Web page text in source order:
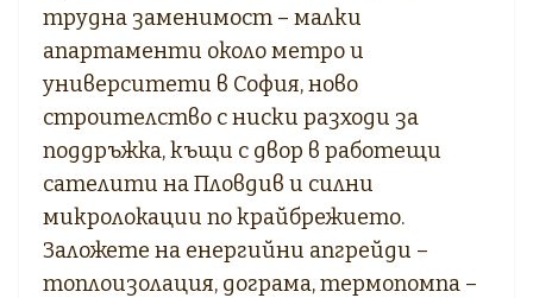
трудна заменимост – малки
апартаменти около метро и
университети в София, ново
строителство с ниски разходи за
поддръжка, къщи с двор в работещи
сателити на Пловдив и силни
микролокации по крайбрежието.
Заложете на енергийни апгрейди –
топлоизолация, дограма, термопомпа –